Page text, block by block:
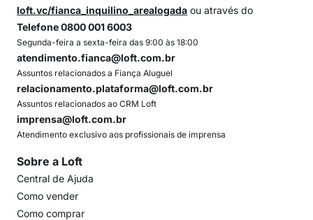
loft.vc/fianca_inquilino_arealogada ou através do
Telefone 0800 001 6003
Segunda-feira a sexta-feira das 9:00 às 18:00
atendimento.fianca@loft.com.br
Assuntos relacionados a Fiança Aluguel
relacionamento.plataforma@loft.com.br
Assuntos relacionados ao CRM Loft
imprensa@loft.com.br
Atendimento exclusivo aos profissionais de imprensa
Sobre a Loft
Central de Ajuda
Como vender
Como comprar